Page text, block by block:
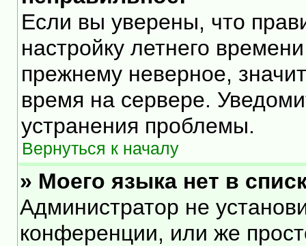
Если вы уверены, что
настройку летнего
прежнему неверное,
время на сервере.
устранения проблемы.
Вернуться к началу
» Моего языка нет в
Администратор не
конференции, или же